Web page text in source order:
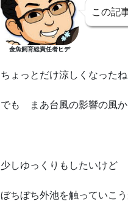
金魚飼育総責任者ヒデ
この記
ちょっとだけ涼しくなったね
でも まあ台風の影響の風
少しゆっくりもしたいけど
ぼちぼち外池を触っていこ